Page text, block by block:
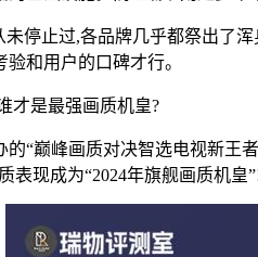
未停止过,各品牌几乎都祭出了
和用户的口碑才行。
才是最强画质机皇?
的“巅峰画质对决智选电视新
表现成为“2024年旗舰画质机